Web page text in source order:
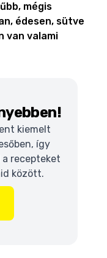
mégis
édesen, sütve
van valami
kiemelt
így
a recepteket
között.